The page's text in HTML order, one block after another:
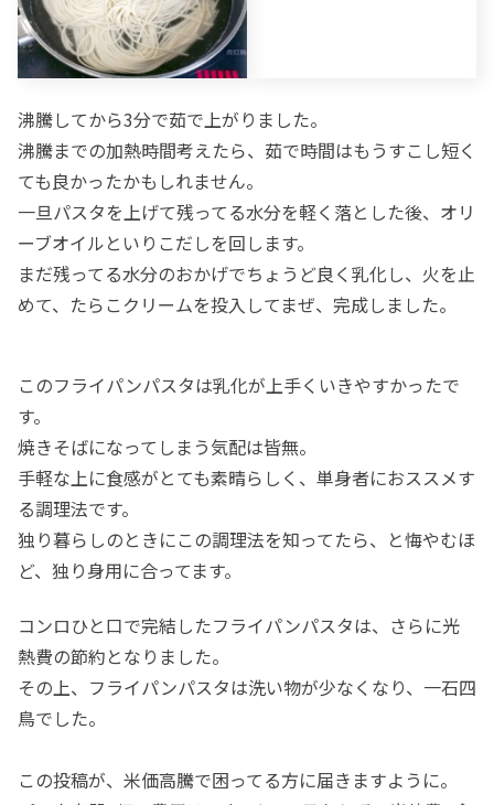
沸騰してから3分で茹で上がりました。
沸騰までの加熱時間考えたら、茹で時間はもうすこし短く
ても良かったかもしれません。
一旦パスタを上げて残ってる水分を軽く落とした後、オリ
ーブオイルといりこだしを回します。
まだ残ってる水分のおかげでちょうど良く乳化し、火を止
めて、たらこクリームを投入してまぜ、完成しました。
このフライパンパスタは乳化が上手くいきやすかったで
す。
焼きそばになってしまう気配は皆無。
手軽な上に食感がとても素晴らしく、単身者におススメす
る調理法です。
独り暮らしのときにこの調理法を知ってたら、と悔やむほ
ど、独り身用に合ってます。
コンロひと口で完結したフライパンパスタは、さらに光
熱費の節約となりました。
その上、フライパンパスタは洗い物が少なくなり、一石四
鳥でした。
この投稿が、米価高騰で困ってる方に届きますように。